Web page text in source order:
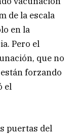
de la escala
en la
Pero el
que no
forzando
el
puertas del